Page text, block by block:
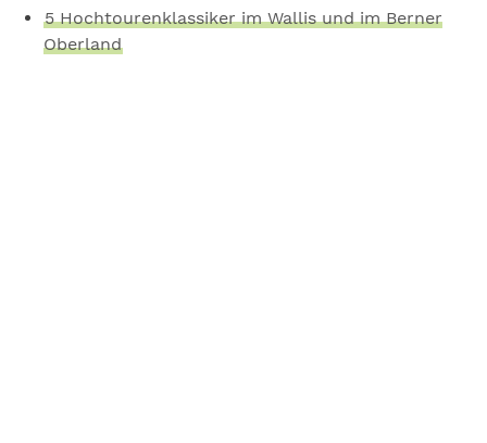
5 Hochtourenklassiker im Wallis und im Berner
Oberland